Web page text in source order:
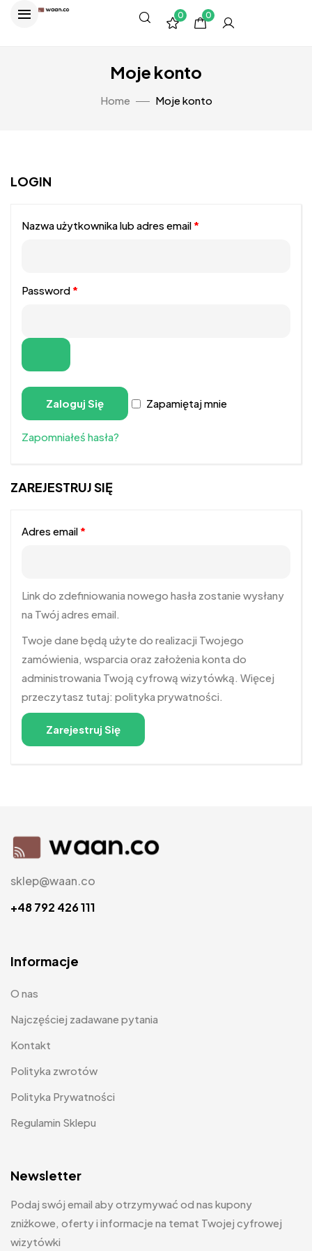
0 0
Moje konto
Home Moje konto
LOGIN
Nazwa użytkownika lub adres email *
Password *
Zapamiętaj mnie
Zaloguj Się
Zapomniałeś hasła?
ZAREJESTRUJ SIĘ
Adres email *
Link do zdefiniowania nowego hasła zostanie wysłany
na Twój adres email.
Twoje dane będą użyte do realizacji Twojego
zamówienia, wsparcia oraz założenia konta do
administrowania Twoją cyfrową wizytówką. Więcej
przeczytasz tutaj: polityka prywatności.
Zarejestruj Się
sklep@waan.co
+48 792 426 111
Informacje
O nas
Najczęściej zadawane pytania
Kontakt
Polityka zwrotów
Polityka Prywatności
Regulamin Sklepu
Newsletter
Podaj swój email aby otrzymywać od nas kupony
zniżkowe, oferty i informacje na temat Twojej cyfrowej
wizytówki